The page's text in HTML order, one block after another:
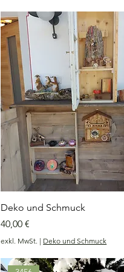
Deko und Schmuck
Preis
40,00 €
exkl. MwSt. | Deko und Schmuck